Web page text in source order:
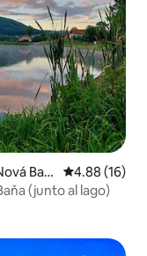
Baň
Calificación
4.88 (16)
(junto al lago)